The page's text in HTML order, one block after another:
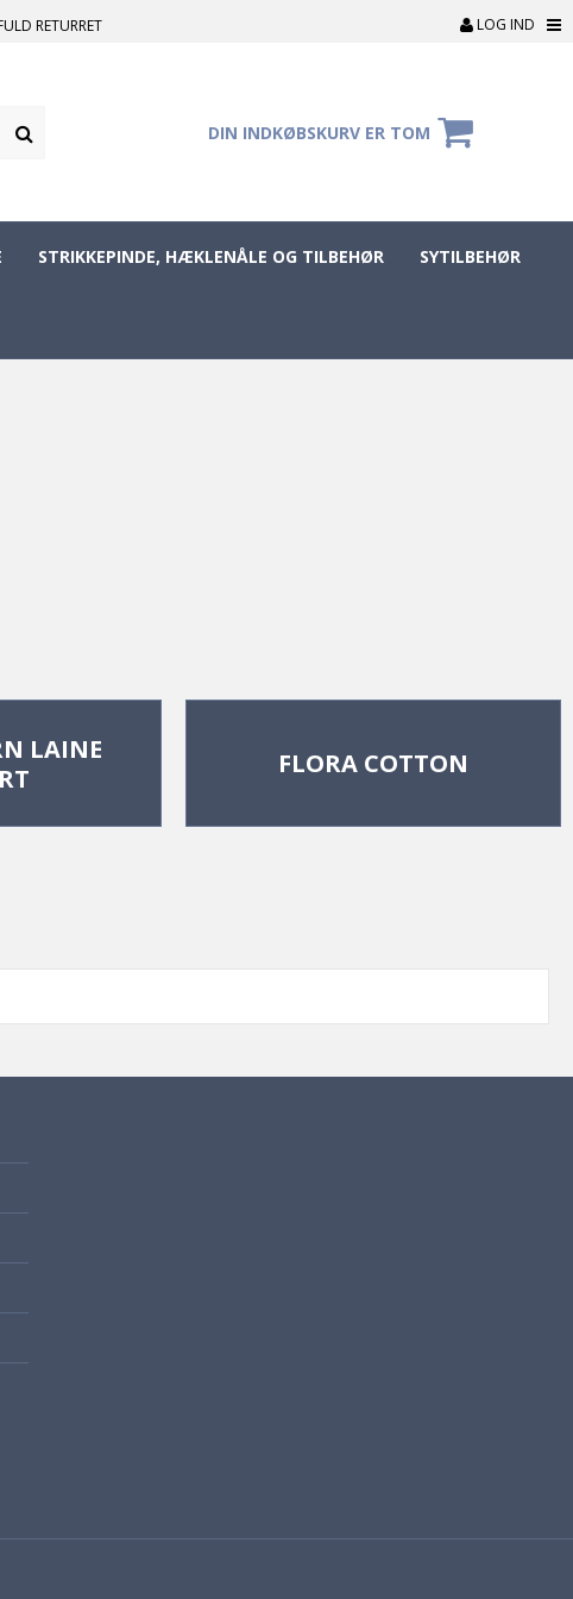
RETURRET LOG IND
DIN INDKØBSKURV ER TOM
STRIKKEPINDE, HÆKLENÅLE OG TILBEHØR SYTILBEHØR
LAINE
FLORA COTTON